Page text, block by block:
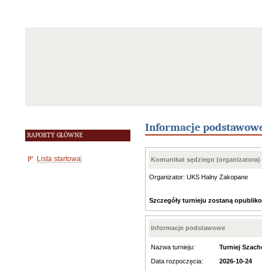
RAPORTY GŁÓWNE
Lista startowa
Informacje
Komunikat sędziego (organizatora)
Organizator: UKS Halny Zakopane
Szczegóły turnieju zostaną
Informacje podstawowe
Nazwa turnieju:
Turniej
Data rozpoczęcia:
2026-10-24